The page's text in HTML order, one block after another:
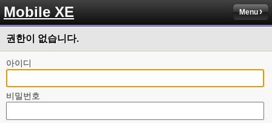
Mobile XE Menu
권한이 없습니다.
아이디
비밀번호